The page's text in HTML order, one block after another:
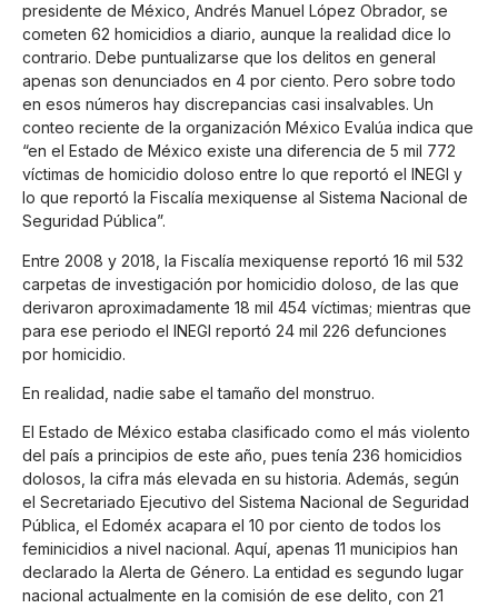
presidente de México, Andrés Manuel López Obrador, se
cometen 62 homicidios a diario, aunque la realidad dice lo
contrario. Debe puntualizarse que los delitos en general
apenas son denunciados en 4 por ciento. Pero sobre todo
en esos números hay discrepancias casi insalvables. Un
conteo reciente de la organización México Evalúa indica que
“en el Estado de México existe una diferencia de 5 mil 772
víctimas de homicidio doloso entre lo que reportó el INEGI y
lo que reportó la Fiscalía mexiquense al Sistema Nacional de
Seguridad Pública”.
Entre 2008 y 2018, la Fiscalía mexiquense reportó 16 mil 532
carpetas de investigación por homicidio doloso, de las que
derivaron aproximadamente 18 mil 454 víctimas; mientras que
para ese periodo el INEGI reportó 24 mil 226 defunciones
por homicidio.
En realidad, nadie sabe el tamaño del monstruo.
El Estado de México estaba clasificado como el más violento
del país a principios de este año, pues tenía 236 homicidios
dolosos, la cifra más elevada en su historia. Además, según
el Secretariado Ejecutivo del Sistema Nacional de Seguridad
Pública, el Edoméx acapara el 10 por ciento de todos los
feminicidios a nivel nacional. Aquí, apenas 11 municipios han
declarado la Alerta de Género. La entidad es segundo lugar
nacional actualmente en la comisión de ese delito, con 21